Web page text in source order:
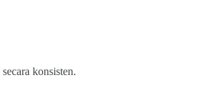
konsisten.